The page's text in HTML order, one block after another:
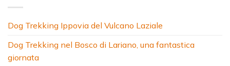
Dog Trekking Ippovia del Vulcano Laziale
Dog Trekking nel Bosco di Lariano, una fantastica
giornata